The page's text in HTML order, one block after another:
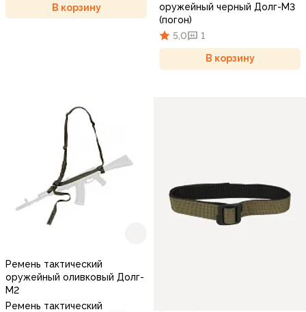
В корзину
оружейный черный Долг-М3
(погон)
5,0
1
В корзину
Ремень тактический
оружейный оливковый Долг-
М2
Ремень тактический